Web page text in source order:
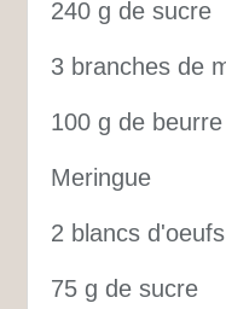
240 g de sucre
3 branches de
100 g de beurre
Meringue
2 blancs d'oeufs
75 g de sucre